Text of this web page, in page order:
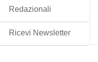
Redazionali
Ricevi Newsletter